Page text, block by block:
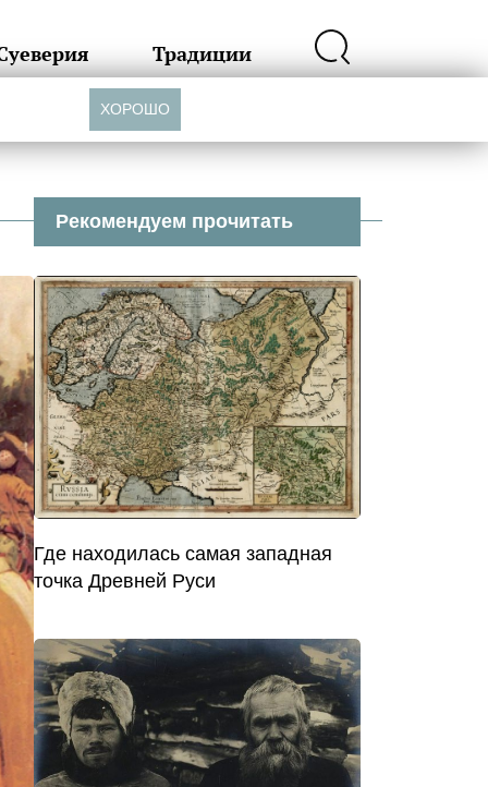
Традиции
Рекомендуем прочитать
Где находилась самая западная
точка Древней Руси
ХОРОШО